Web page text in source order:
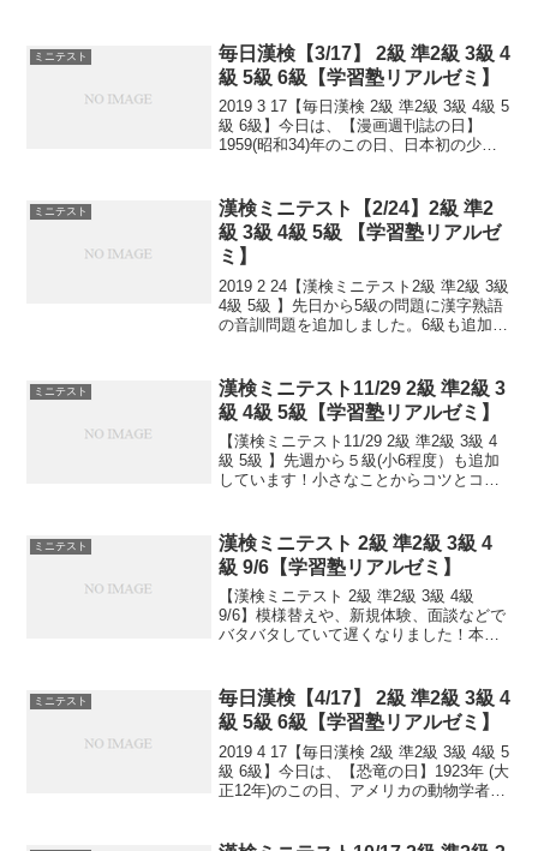
問題と熟語問題などの出来具合が...
ミニテスト
毎日漢検【3/17】 2級 準2級 3級 4
級 5級 6級【学習塾リアルゼミ】
2019 3 17【毎日漢検 2級 準2級 3級 4級 5
級 6級】今日は、【漫画週刊誌の日】
1959(昭和34)年のこの日、日本初の少年
が中心で、漫画は少ししか載っ...
ミニテスト
漢検ミニテスト【2/24】2級 準2
級 3級 4級 5級 【学習塾リアルゼ
ミ】
2019 2 24【漢検ミニテスト2級 準2級 3級
4級 5級 】先日から5級の問題に漢字熟語
の音訓問題を追加しました。6級も追加し
歩から。 日々是精進、継続は力...
ミニテスト
漢検ミニテスト11/29 2級 準2級 3
級 4級 5級【学習塾リアルゼミ】
【漢検ミニテスト11/29 2級 準2級 3級 4
級 5級 】先週から５級(小6程度）も追加
しています！小さなことからコツとコツ
り！毎日少しずつ覚えよう！
ミニテスト
漢検ミニテスト 2級 準2級 3級 4
級 9/6【学習塾リアルゼミ】
【漢検ミニテスト 2級 準2級 3級 4級
9/6】模様替えや、新規体験、面談などで
バタバタしていて遅くなりました！本日
受ける方、早めに連絡ください。外部の
方も歓迎...
ミニテスト
毎日漢検【4/17】 2級 準2級 3級 4
級 5級 6級【学習塾リアルゼミ】
2019 4 17【毎日漢検 2級 準2級 3級 4級 5
級 6級】今日は、【恐竜の日】1923年 (大
正12年)のこの日、アメリカの動物学者ロ